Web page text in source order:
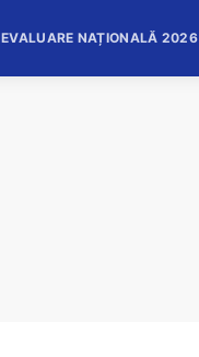
EVALUARE NAȚIONALĂ 2026